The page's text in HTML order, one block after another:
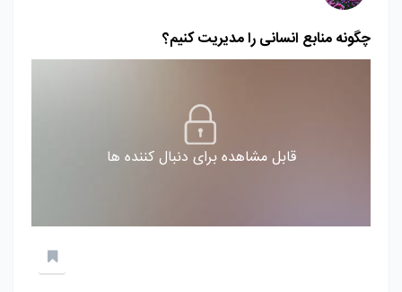
چگونه منابع انسانی را مدیریت کنیم؟
قابل مشاهده برای دنبال کننده ها